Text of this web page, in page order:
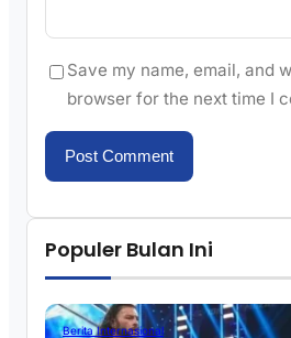
Save my name, email, and
browser for the next time I
Populer Bulan Ini
Berita Internasional